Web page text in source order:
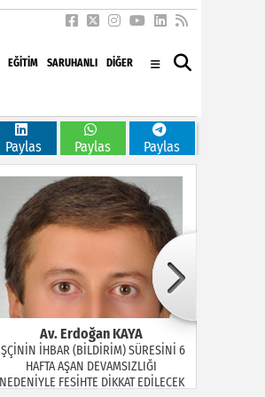
EĞITIM SARUHANLI DİĞER
Ayşe GERENTEPE
“Dünya Kız Çocuklar Günü” mü
Dediniz!...
Paylas Paylas Paylas